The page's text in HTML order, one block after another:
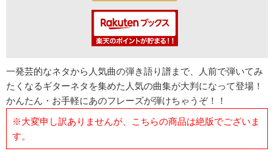
一発芸的なネタから人気曲の弾き語り譜まで、人前で弾いてみ
たくなるギターネタを集めた人気の曲集が大判になって登場！
かんたん・お手軽にあのフレーズが弾けちゃうぞ！！
※大変申し訳ありませんが、こちらの商品は絶版でございま
す。